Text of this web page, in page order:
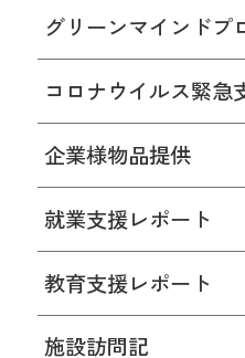
グリーンマインドプ
コロナウイルス緊急
企業様物品提供
就業支援レポート
教育支援レポート
施設訪問記